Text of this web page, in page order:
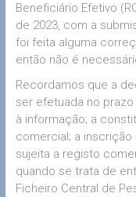
Beneficiário Efetivo
de 2023, com a
foi feita alguma
então não é
Recordamos que a
ser efetuada no
à informação; a
comercial; a inscrição
sujeita a registo
quando se trata de
Ficheiro Central de